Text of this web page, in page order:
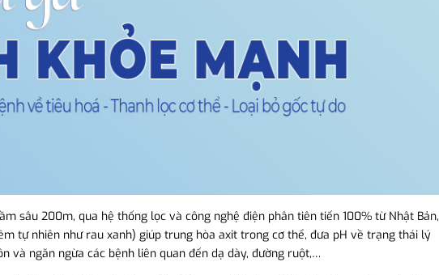
sâu 200m, qua hệ thống lọc và công nghệ điện phân tiên tiến 100% từ Nhật Bản,
tự nhiên như rau xanh) giúp trung hòa axit trong cơ thể, đưa pH về trạng thái lý
và ngăn ngừa các bệnh liên quan đến dạ dày, đường ruột,…